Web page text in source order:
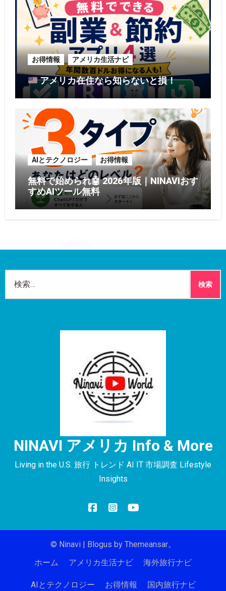
お得情報 アメリカ生活ナビ
アメリカ在住なら知らないと損！
AIとテクノロジー お得情報
無料で始められ🤖 2026年版｜NINAVIおす
すめAIツール無料
NINAVI アメリカ Info & More
Living in the U.S. 旅行 トレンド AI IT 市場調査 Lifestyle
Insights
© Ninavi | Blogus by Themeansar。
ホーム
アメリカ生活ナビ 海外旅行ナビ
AIとテクノロジー お得情報 国内旅行ナビ